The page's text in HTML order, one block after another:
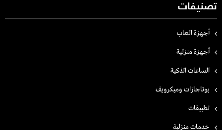
تصنيفات
أجهزة العاب
أجهزة منزلية
الساعات الذكية
بوتاجازات وميكرويف
تطبيقات
خدمات منزلية